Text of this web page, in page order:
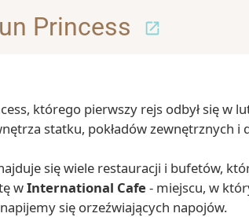
Princess
którego pierwszy rejs odbył się w
statku, pokładów zewnętrznych
się wiele restauracji i bufetów,
wInternational Cafe- miejscu, w
się orzeźwiających napojów.